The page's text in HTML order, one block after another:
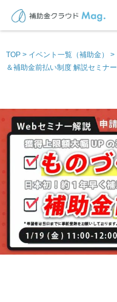
TOP > イベント一覧（補助金） >
＆補助金前払い制度 解説セミナー